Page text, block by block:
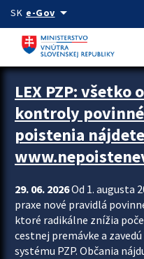
Preskocit na hlavný obsah
SK e-Govarrow_drop_down
Zastavit automatický posun
LEX PZP:
kontroly
poistenia
29. 06. 2026Od 1. augusta
praxe nové pravidlá
ktoré radikálne znížia
cestnej premávke a
systému PZP. Občania